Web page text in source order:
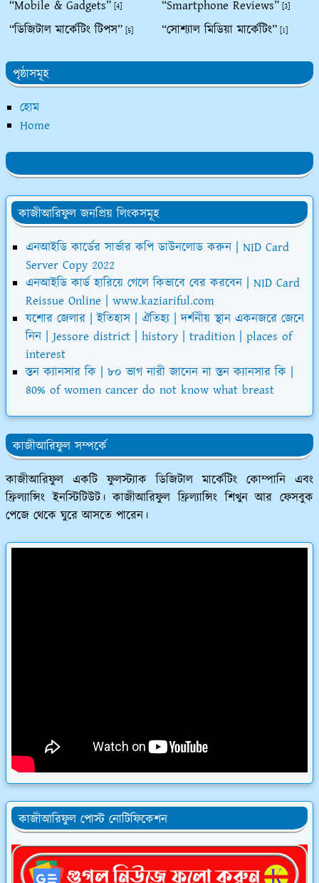
“Mobile & Gadgets” [4] “Smartphone Reviews” [3]
“ডিজিটাল মার্কেটিং টিপস” [5] “সোশ্যাল মিডিয়া মার্কেটিং” [1]
পৃষ্ঠাসমূহ
হোম
Home
কাজীআরিফুল জনপ্রিয় লিংকসমূহ
এনআইডি কার্ডের সার্ভার কপি ডাউনলোড করুন | NID Card
Server Copy 2022
এনআইডি কার্ড হারিয়ে গেলে কিভাবে বের করবেন | NID Card
Reissue Online | www.kaziariful.com
যশোর জেলার | ইতিহাস | ঐতিহ্য | দর্শনীয় স্থান একনজরে জেনে
নিন | Jessore district | history | tradition | places of
interest
স্তন ক্যানসার কি | ৮০ ভাগ নারী জানেন না স্তন ক্যানসার কি |
80% of women cancer do not know what breast
কাজীআরিফুল সম্পর্কে
কাজীআরিফুল একটি ফুলস্ট্যাক ডিজিটাল মার্কেটিং কোম্পানি এবং
ফ্রিল্যান্সিং ইনস্টিটিউট। কাজীআরিফুল ফ্রিল্যান্সিং শিখুন আর ফেসবুক
পেজে থেকে ঘুরে আসতে পারেন।
কাজীআরিফুল পোস্ট নোটিফিকেশন